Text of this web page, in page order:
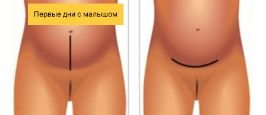
Первые дни с малышом